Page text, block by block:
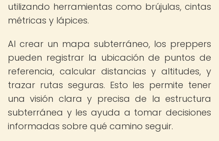
utilizando herramientas como brújulas, cintas
métricas y lápices.
Al crear un mapa subterráneo, los preppers
pueden registrar la ubicación de puntos de
referencia, calcular distancias y altitudes, y
trazar rutas seguras. Esto les permite tener
una visión clara y precisa de la estructura
subterránea y les ayuda a tomar decisiones
informadas sobre qué camino seguir.